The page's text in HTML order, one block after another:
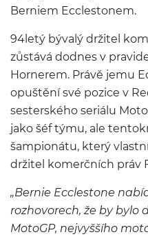
Berniem Ecclestonem.
94letý bývalý držitel
zůstává dodnes v
Hornerem. Právě jemu
opuštění své pozice v
sesterského seriálu
jako šéf týmu, ale
šampionátu, který
držitel komerčních práv
„Bernie Ecclestone
rozhovorech, že by bylo
MotoGP, nejvyššího